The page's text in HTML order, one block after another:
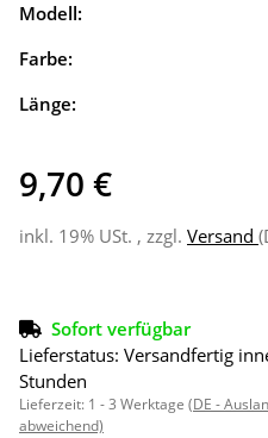
Modell:
Farbe:
Länge:
9,70 €
inkl. 19% USt. , zzgl. Versand
Sofort verfügbar
Lieferstatus: Versandfertig
Stunden
Lieferzeit: 1 - 3 Werktage (DE -
abweichend)